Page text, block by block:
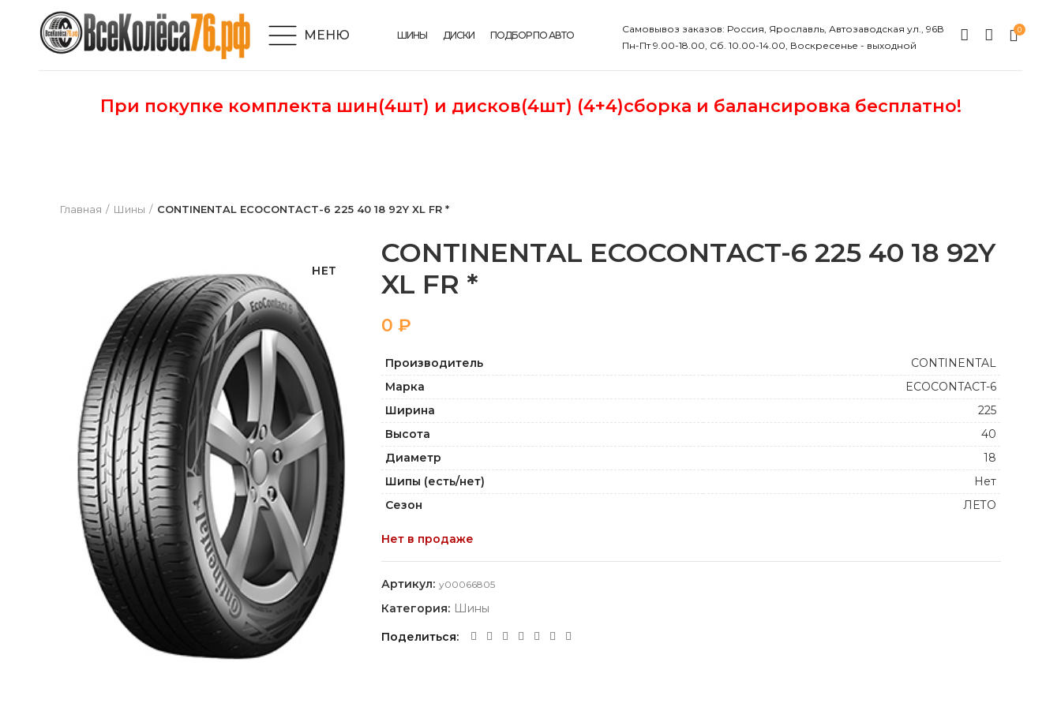
МЕНЮ ШИНЫ ДИСКИ ПОДБОР ПО АВТО
Самовывоз заказов: Россия, Ярославль, Автозаводская ул., 96В
Пн-Пт 9.00-18.00, Сб. 10.00-14.00, Воскресенье - выходной
0
При покупке комплекта шин(4шт) и дисков(4шт) (4+4)сборка и балансировка бесплатно!
Главная Шины CONTINENTAL ECOCONTACT-6 225 40 18 92Y XL FR *
НЕТ
CONTINENTAL ECOCONTACT-6 225 40 18 92Y
XL FR *
₽
Производитель
CONTINENTAL
Марка
ECOCONTACT-6
Ширина
225
Высота
40
Диаметр
18
Шипы (есть/нет)
Нет
Сезон
ЛЕТО
Нет в продаже
Артикул: y00066805
Категория: Шины
Поделиться